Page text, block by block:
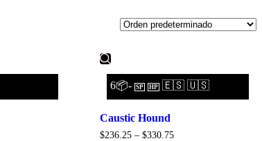
6📦- SP HP 🇪🇸 🇺🇸
Caustic Hound
$236.25 –$330.75